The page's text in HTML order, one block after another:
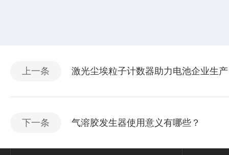
上一条 激光尘埃粒子计数器助力电池企业生
下一条 气溶胶发生器使用意义有哪些？